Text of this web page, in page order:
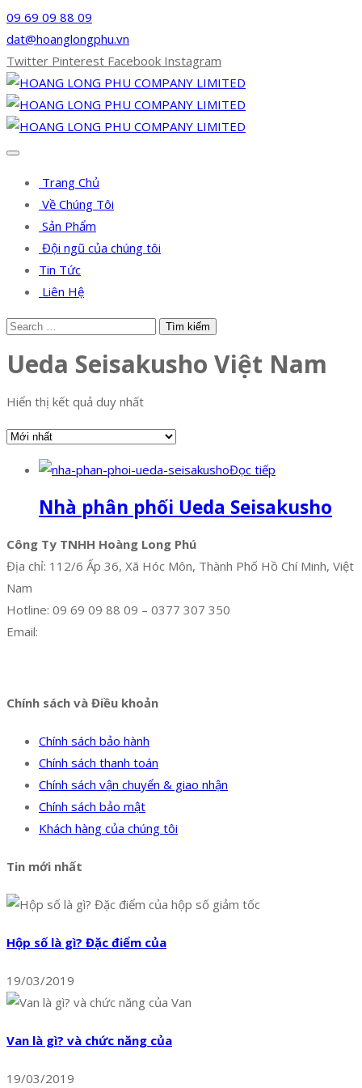
09 69 09 88 09
dat@hoanglongphu.vn
Twitter Pinterest Facebook Instagram
Trang Chủ
Về Chúng Tôi
Sản Phẩm
Đội ngũ của chúng tôi
Tin Tức
Liên Hệ
Ueda Seisakusho Việt Nam
Hiển thị kết quả duy nhất
Đọc tiếp
Nhà phân phối Ueda Seisakusho
Công Ty TNHH Hoàng Long Phú
Địa chỉ: 112/6 Ấp 36, Xã Hóc Môn, Thành Phố Hồ Chí Minh, Việt
Nam
Hotline: 09 69 09 88 09 – 0377 307 350
Email:
Chính sách và Điều khoản
Chính sách bảo hành
Chính sách thanh toán
Chính sách vận chuyển & giao nhận
Chính sách bảo mật
Khách hàng của chúng tôi
Tin mới nhất
Hộp số là gì? Đặc điểm của
19/03/2019
Van là gì? và chức năng của
19/03/2019